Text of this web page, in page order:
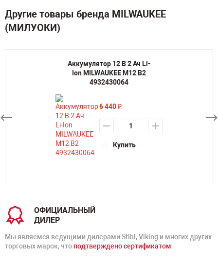
Другие товары бренда MILWAUKEE
(МИЛУОКИ)
Аккумулятор 12 В 2 Ач Li-
Ion MILWAUKEE M12 B2
4932430064
6 440₽
Купить
ОФИЦИАЛЬНЫЙ
ДИЛЕР
Мы являемся ведущими дилерами Stihl, Viking и многих других
торговых марок, что подтверждено сертификатом